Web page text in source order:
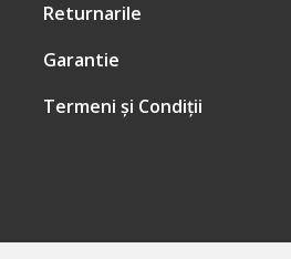
Returnarile
Garantie
Termeni și Condiții